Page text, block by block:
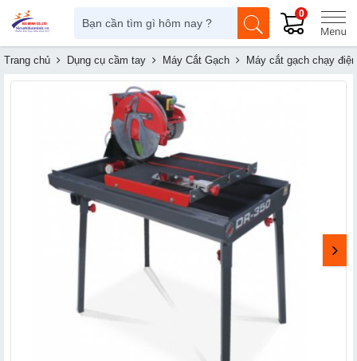
0
Trang chủ Dụng cụ cầm tay Máy Cắt Gạch Máy cắt gạch chạy điện